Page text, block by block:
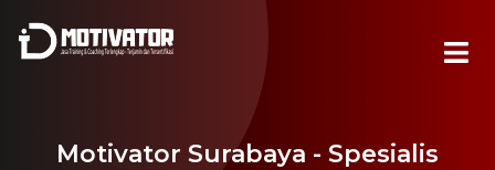
Motivator Surabaya - Spesialis